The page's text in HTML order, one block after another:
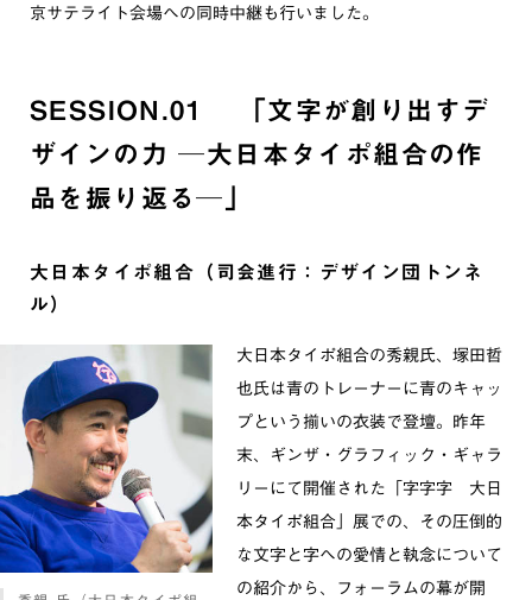
京サテライト会場への同時中継も行いました。
SESSION.01 「文字が創り出すデ
ザインの力 ─大日本タイポ組合の作
品を振り返る─」
大日本タイポ組合（司会進行：デザイン団トンネ
ル）
大日本タイポ組合の秀親氏、塚田哲
也氏は青のトレーナーに青のキャッ
プという揃いの衣装で登壇。昨年
末、ギンザ・グラフィック・ギャラ
リーにて開催された「字字字 大日
本タイポ組合」展での、その圧倒的
な文字と字への愛情と執念について
の紹介から、フォーラムの幕が開